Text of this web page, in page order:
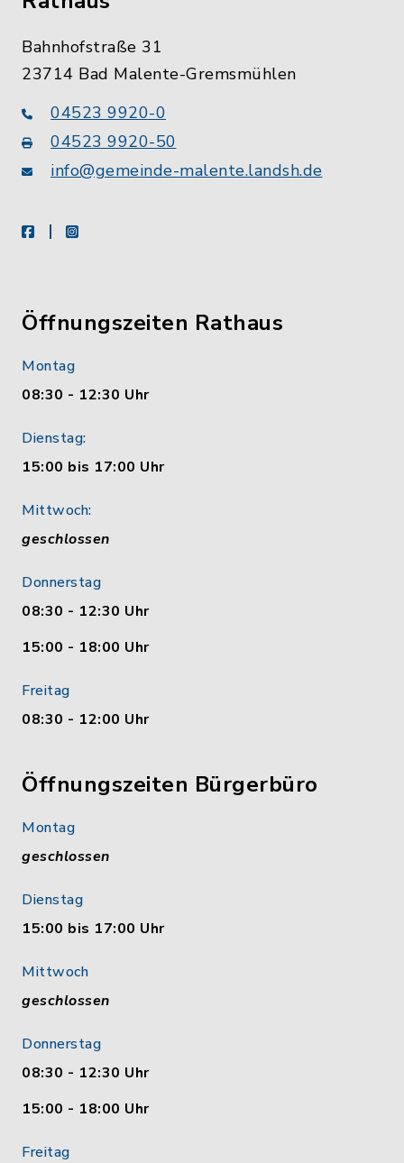
Bahnhofstraße 31
23714 Bad Malente-Gremsmühlen
04523 9920-0
04523 9920-50
info@gemeinde-malente.landsh.de
facebookinstagram
Öffnungszeiten Rathaus
Montag
08:30 - 12:30 Uhr
Dienstag:
15:00 bis 17:00 Uhr
Mittwoch:
geschlossen
Donnerstag
08:30 - 12:30 Uhr
15:00 - 18:00 Uhr
Freitag
08:30 - 12:00 Uhr
Öffnungszeiten Bürgerbüro
Montag
geschlossen
Dienstag
15:00 bis 17:00 Uhr
Mittwoch
geschlossen
Donnerstag
08:30 - 12:30 Uhr
15:00 - 18:00 Uhr
Freitag